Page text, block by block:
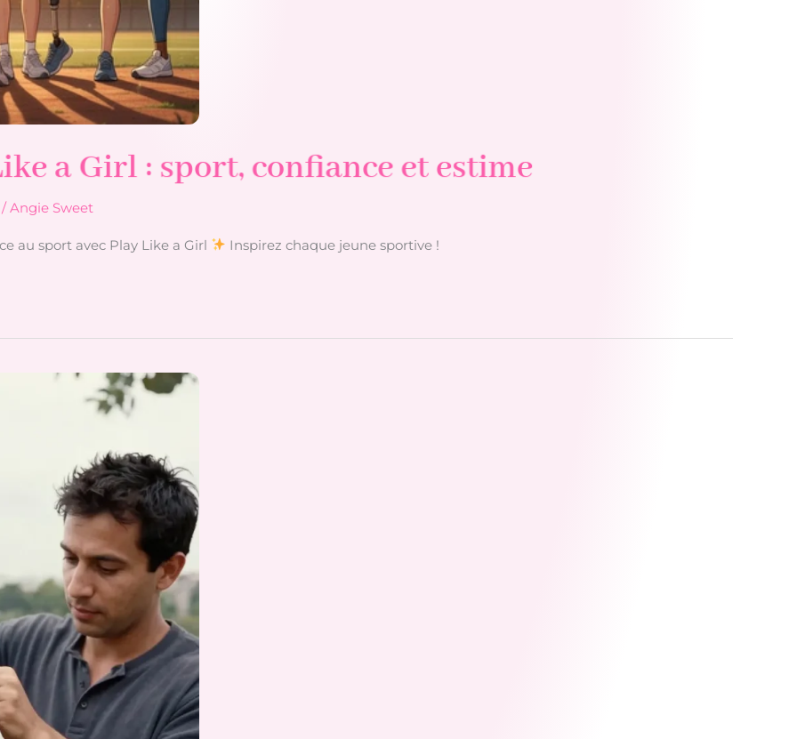
a Girl : sport, confiance et estime
/Angie Sweet
au sport avec Play Like a Girl Inspirez chaque jeune sportive !